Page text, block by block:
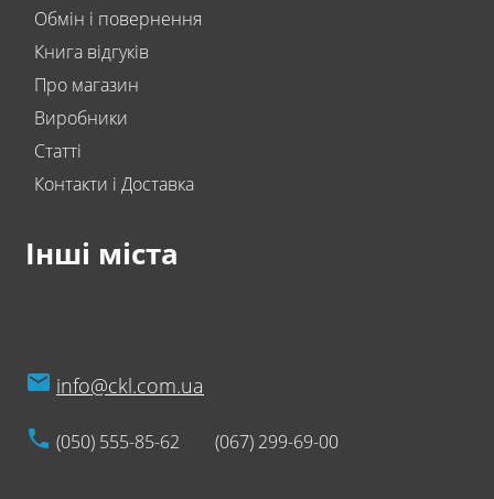
Обмін і повернення
Книга відгуків
Про магазин
Виробники
Статті
Контакти і Доставка
Інші міста
info@ckl.com.ua
(050) 555-85-62 (067) 299-69-00